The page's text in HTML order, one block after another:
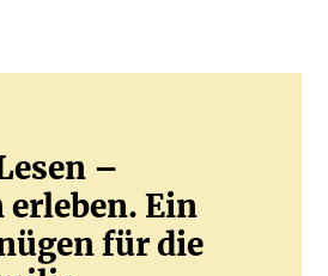
–
erleben. Ein
für die